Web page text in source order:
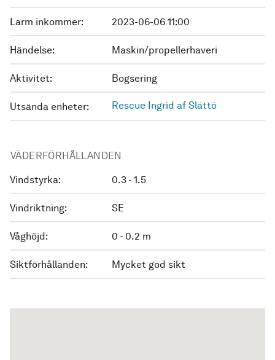
Larm inkommer: 2023-06-06 11:00
Händelse: Maskin/propellerhaveri
Aktivitet: Bogsering
Utsända enheter: Rescue Ingrid af Slättö
VÄDERFÖRHÅLLANDEN
Vindstyrka: 0.3 - 1.5
Vindriktning: SE
Våghöjd: 0 - 0.2 m
Siktförhållanden: Mycket god sikt